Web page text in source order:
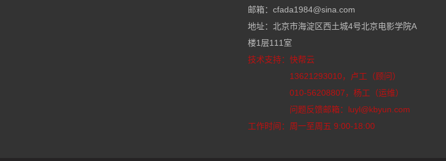
邮箱：cfada1984@sina.com
地址：北京市海淀区西土城4号北京电影学院A
楼1层111室
技术支持： 快帮云
13621293010，卢工（顾问）
010-56208807，杨工（运维）
问题反馈邮箱：luyl@kbyun.com
工作时间：周一至周五 9:00-18:00